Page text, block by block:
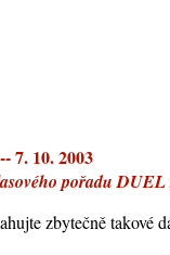
7. 10. 2003
pořadu
zbytečně takové